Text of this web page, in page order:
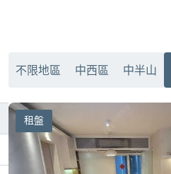
不限地區 中西區 中半山
租盤